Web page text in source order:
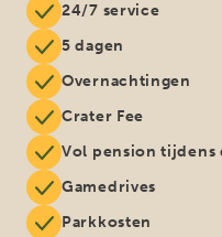
24/7 service
5 dagen
Overnachtingen
Crater Fee
Vol pension tijdens
Gamedrives
Parkkosten